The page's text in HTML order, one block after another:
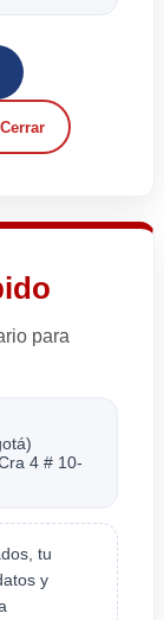
Cerrar
para
4 # 10-
tu
y